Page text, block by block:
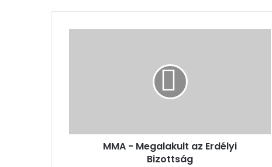
MMA - Megalakult az Erdélyi
Bizottság